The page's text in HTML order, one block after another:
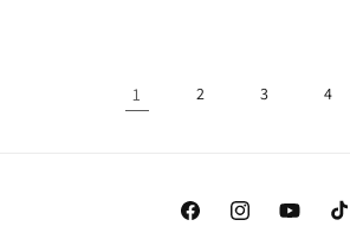
1 2 3 4
FacebookInstagramYouTube